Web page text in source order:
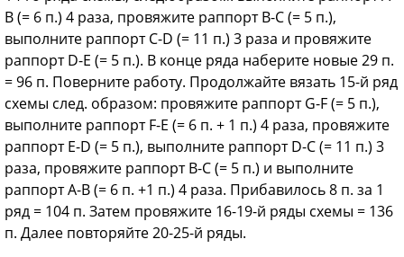
В (= 6 п.) 4 раза, провяжите раппорт В-С (= 5 п.),
выполните раппорт C-D (= 11 п.) 3 раза и провяжите
раппорт D-E (= 5 п.). В конце ряда наберите новые 29 п.
= 96 п. Поверните работу. Продолжайте вязать 15-й ряд
схемы след. образом: провяжите раппорт G-F (= 5 п.),
выполните раппорт F-E (= 6 п. + 1 п.) 4 раза, провяжите
раппорт E-D (= 5 п.), выполните раппорт D-C (= 11 п.) 3
раза, провяжите раппорт В-С (= 5 п.) и выполните
раппорт А-В (= 6 п. +1 п.) 4 раза. Прибавилось 8 п. за 1
ряд = 104 п. Затем провяжите 16-19-й ряды схемы = 136
п. Далее повторяйте 20-25-й ряды.